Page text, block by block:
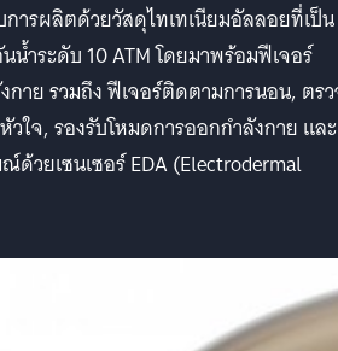
ารผลิตด้วยวัสดุไทเทเนียมอัลลอยที่เป็น
ำระดับ 10 ATM โดยมาพร้อมฟีเจอร์
าย รวมถึง ฟีเจอร์ติดตามการนอน, ตร
วใจ, รองรับโหมดการออกกำลังกาย และ
ด้วยเซนเซอร์ EDA (Electrodermal